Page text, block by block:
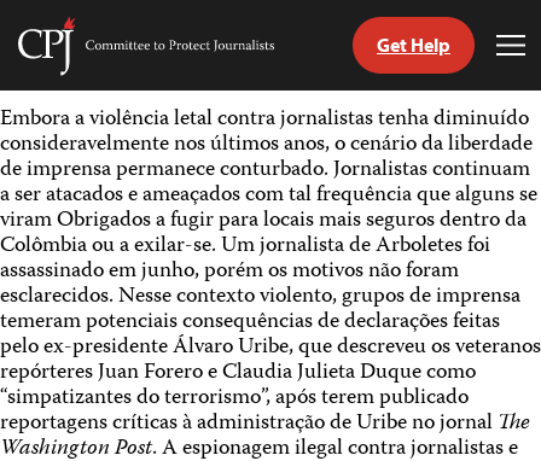
Skip
to
content
Committee
Protect
Journalists
Get Help
Embora a violência letal contra jornalistas tenha diminuído
consideravelmente nos últimos anos, o cenário da liberdade
de imprensa permanece conturbado. Jornalistas continuam
a ser atacados e ameaçados com tal frequência que alguns se
viram Obrigados a fugir para locais mais seguros dentro da
Colômbia ou a exilar-se. Um jornalista de Arboletes foi
assassinado em junho, porém os motivos não foram
esclarecidos. Nesse contexto violento, grupos de imprensa
temeram potenciais consequências de declarações feitas
pelo ex-presidente Álvaro Uribe, que descreveu os veteranos
repórteres Juan Forero e Claudia Julieta Duque como
“simpatizantes do terrorismo”, após terem publicado
reportagens críticas à administração de Uribe no jornal The
Washington Post. A espionagem ilegal contra jornalistas e